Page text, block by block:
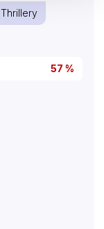
Thrillery
57 %